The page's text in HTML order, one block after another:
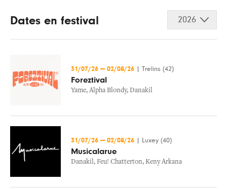
Dates en festival 2026
31/07/26 — 02/08/26 Trelins (42)
Foreztival
Yame, Alpha Blondy, Danakil
31/07/26 — 02/08/26 Luxey (40)
Musicalarue
Danakil, Feu! Chatterton, Keny Arkana